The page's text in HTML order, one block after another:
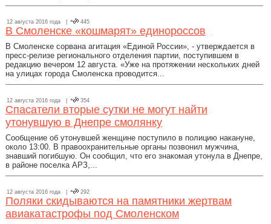
12 августа 2016 года | 445
В Смоленске «кошмарят» единороссов
В Смоленске сорвана агитация «Единой России», - утверждается в
пресс-релизе регионального отделения партии, поступившем в
редакцию вечером 12 августа. «Уже на протяжении нескольких дней
на улицах города Смоленска проводится...
12 августа 2016 года | 354
Спасатели вторые сутки не могут найти
утонувшую в Днепре смолянку
Сообщение об утонувшей женщине поступило в полицию накануне,
около 13:00. В правоохранительные органы позвонил мужчина,
знавший погибшую. Он сообщил, что его знакомая утонула в Днепре,
в районе поселка АРЗ,...
12 августа 2016 года | 292
Поляки скидываются на памятники жертвам
авиакатастрофы под Смоленском